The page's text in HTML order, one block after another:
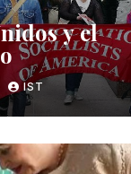
y el
IST